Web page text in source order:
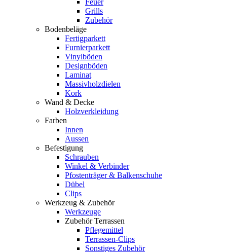
Grills
Zubehör
Bodenbeläge
Fertigparkett
Furnierparkett
Vinylböden
Designböden
Laminat
Massivholzdielen
Kork
Wand & Decke
Holzverkleidung
Farben
Innen
Aussen
Befestigung
Schrauben
Winkel & Verbinder
Pfostenträger & Balkenschuhe
Dübel
Clips
Werkzeug & Zubehör
Werkzeuge
Zubehör Terrassen
Pflegemittel
Terrassen-Clips
Sonstiges Zubehör